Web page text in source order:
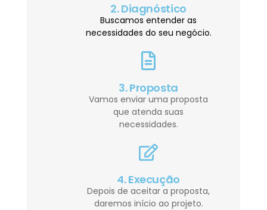
2. Diagnóstico
Buscamos entender as
necessidades do seu negócio.
3. Proposta
Vamos enviar uma proposta
que atenda suas
necessidades.
4. Execução
Depois de aceitar a proposta,
daremos início ao projeto.